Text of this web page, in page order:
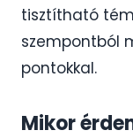
tisztítható
szempontból
pontokkal.
Mikor